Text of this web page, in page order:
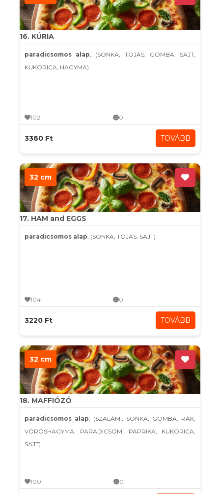
16. KÚRIA
paradicsomos alap, (SONKA, TOJÁS, GOMBA, SAJT,
KUKORICA, HAGYMA)
102 0
3360 Ft TOVÁBB
32 cm
17. HAM and EGGS
paradicsomos alap, (SONKA, TOJÁS, SAJT)
104 0
3220 Ft TOVÁBB
32 cm
18. MAFFIÓZÓ
paradicsomos alap, (SZALÁMI, SONKA, GOMBA, RÁK,
VÖRÖSHAGYMA, PARADICSOM, PAPRIKA, KUKORICA,
SAJT)
100 0